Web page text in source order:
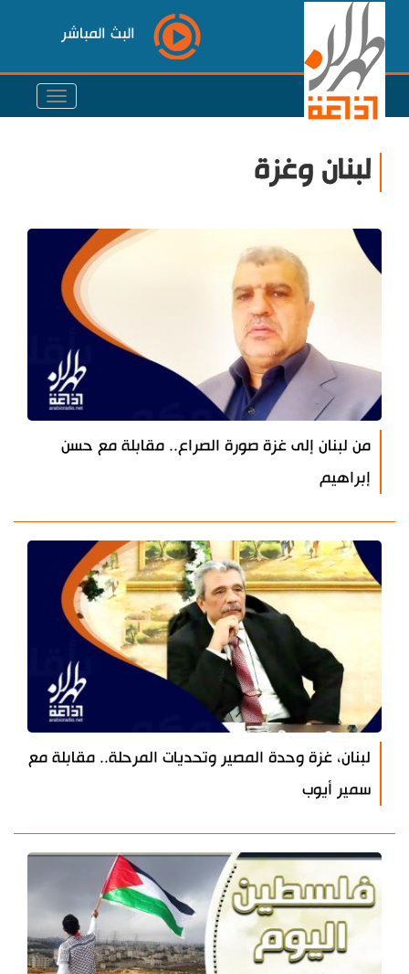
البث المباشر
لبنان وغزة
من لبنان إلى غزة صورة الصراع.. مقابلة مع حسن
إبراهيم
لبنان، غزة وحدة المصير وتحديات المرحلة.. مقابلة مع
سمير أيوب